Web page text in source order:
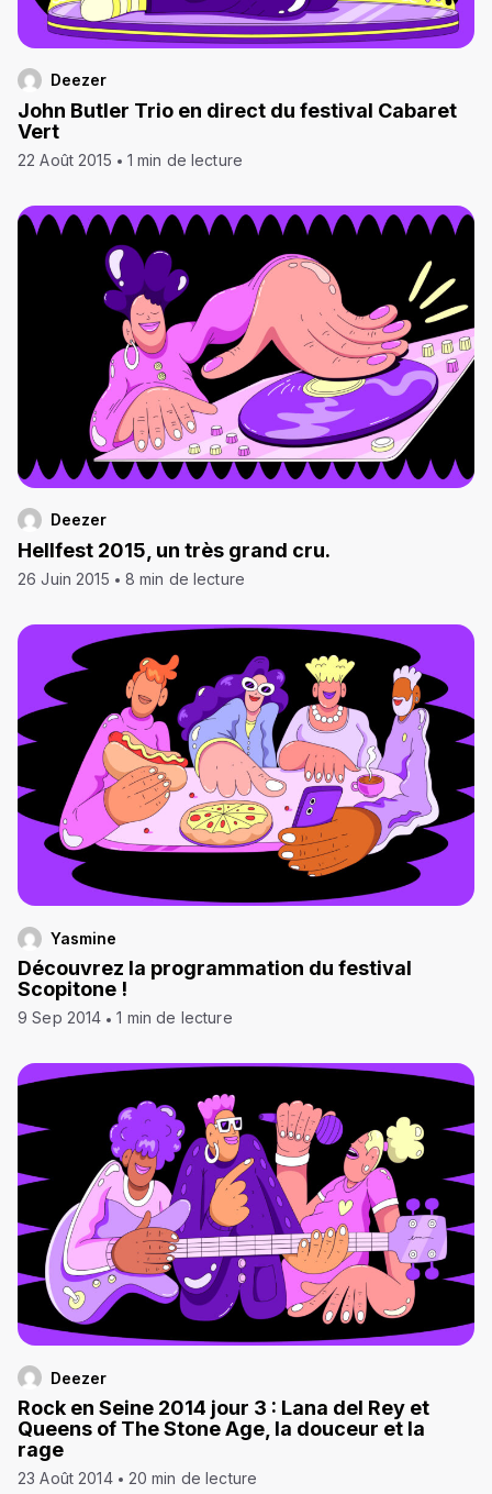
Deezer
John Butler Trio en direct du festival Cabaret
Vert
22 Août 2015 1 min de lecture
Deezer
Hellfest 2015, un très grand cru.
26 Juin 2015 8 min de lecture
Yasmine
Découvrez la programmation du festival
Scopitone !
9 Sep 2014 1 min de lecture
Deezer
Rock en Seine 2014 jour 3 : Lana del Rey et
Queens of The Stone Age, la douceur et la
rage
23 Août 2014 20 min de lecture